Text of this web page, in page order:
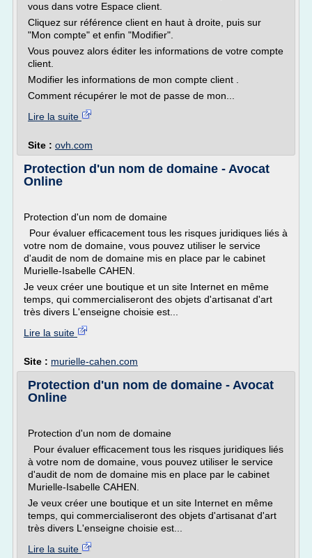
vous dans votre Espace client.
Cliquez sur référence client en haut à droite, puis sur
"Mon compte" et enfin "Modifier".
Vous pouvez alors éditer les informations de votre compte
client.
Modifier les informations de mon compte client .
Comment récupérer le mot de passe de mon...
Lire la suite
Site : ovh.com
Protection d'un nom de domaine - Avocat
Online
Protection d'un nom de domaine
Pour évaluer efficacement tous les risques juridiques liés à
votre nom de domaine, vous pouvez utiliser le service
d'audit de nom de domaine mis en place par le cabinet
Murielle-Isabelle CAHEN.
Je veux créer une boutique et un site Internet en même
temps, qui commercialiseront des objets d'artisanat d'art
très divers L'enseigne choisie est...
Lire la suite
Site : murielle-cahen.com
Protection d'un nom de domaine - Avocat
Online
Protection d'un nom de domaine
Pour évaluer efficacement tous les risques juridiques liés
à votre nom de domaine, vous pouvez utiliser le service
d'audit de nom de domaine mis en place par le cabinet
Murielle-Isabelle CAHEN.
Je veux créer une boutique et un site Internet en même
temps, qui commercialiseront des objets d'artisanat d'art
très divers L'enseigne choisie est...
Lire la suite